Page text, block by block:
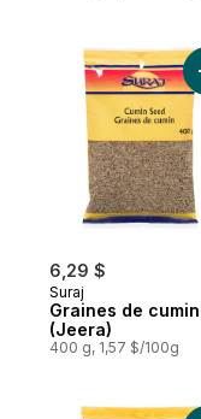
6,29 $
Suraj
Graines de cumin
(Jeera)
400 g, 1,57 $/100g